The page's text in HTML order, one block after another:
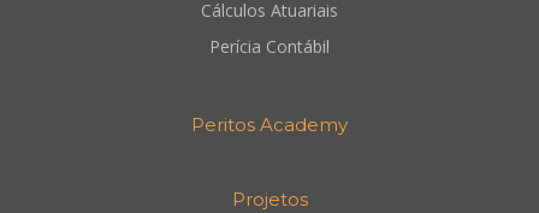
Cálculos Atuariais
Perícia Contábil
Peritos Academy
Projetos